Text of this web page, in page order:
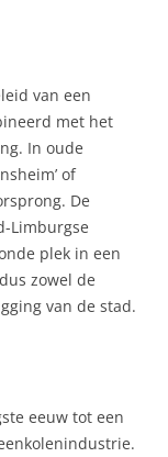
van een
met het
In oude
of
De
Limburgse
plek in een
zowel de
van de stad.
eeuw tot een